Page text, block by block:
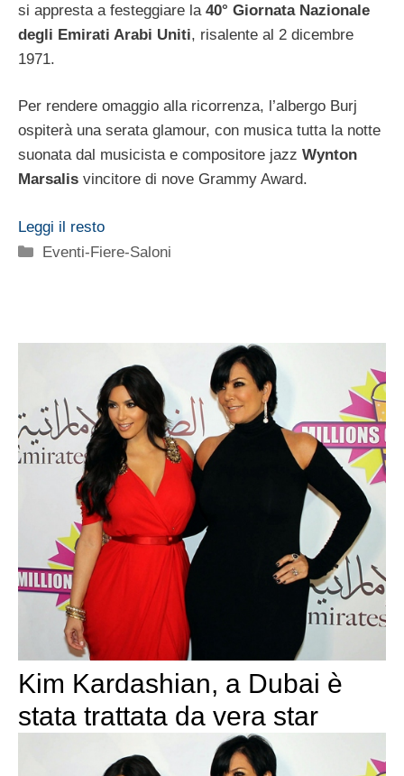
si appresta a festeggiare la 40° Giornata Nazionale
degli Emirati Arabi Uniti, risalente al 2 dicembre
1971.
Per rendere omaggio alla ricorrenza, l’albergo Burj
ospiterà una serata glamour, con musica tutta la notte
suonata dal musicista e compositore jazz Wynton
Marsalis vincitore di nove Grammy Award.
Leggi il resto
Categorie
Eventi-Fiere-Saloni
Kim Kardashian, a Dubai è
stata trattata da vera star